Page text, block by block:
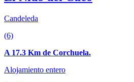
Candeleda
(6)
A 17.3 Km de Corchuela.
Alojamiento entero